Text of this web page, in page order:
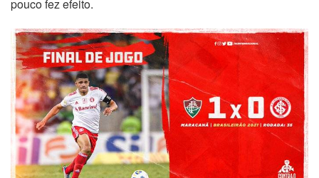
pouco fez efeito.